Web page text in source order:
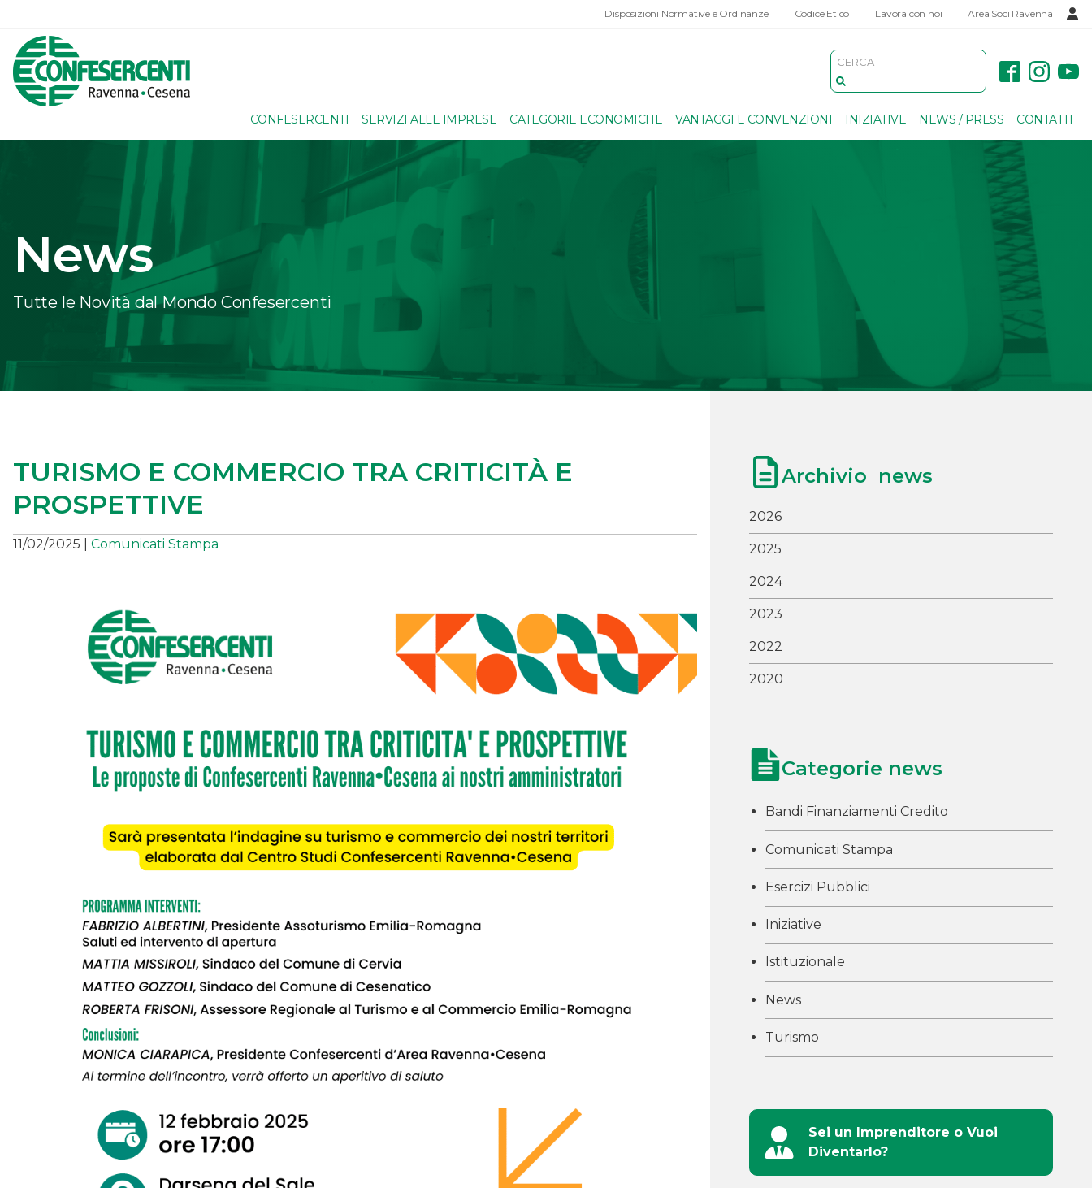
Disposizioni Normative e Ordinanze Codice Etico Lavora con noi Area Soci Ravenna
CONFESERCENTI SERVIZI ALLE IMPRESE CATEGORIE ECONOMICHE VANTAGGI E CONVENZIONI INIZIATIVE NEWS / PRESS CONTATTI
News
Tutte le Novità dal Mondo Confesercenti
TURISMO E COMMERCIO TRA CRITICITÀ E
PROSPETTIVE
11/02/2025 Comunicati Stampa
Archivio news
2026
2025
2024
2023
2022
2020
Categorie news
Bandi Finanziamenti Credito
Comunicati Stampa
Esercizi Pubblici
Iniziative
Istituzionale
News
Turismo
Sei un Imprenditore o Vuoi
Diventarlo?